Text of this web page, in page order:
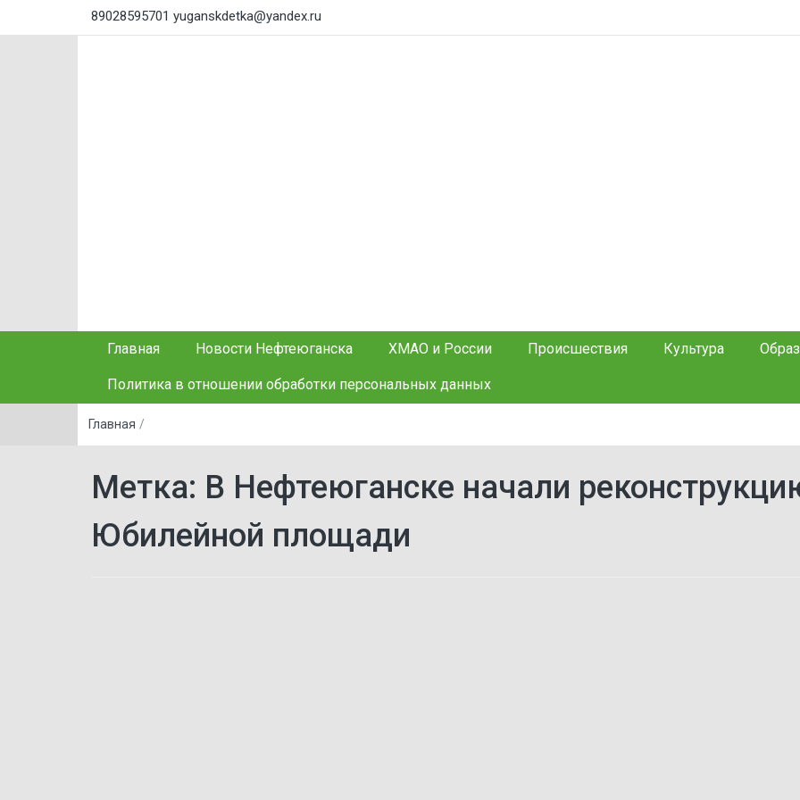
89028595701 yuganskdetka@yandex.ru
Главная Новости Нефтеюганска ХМАО и России Происшествия Культура
Политика в отношении обработки персональных данных
Главная /
Метка: В Нефтеюганске начали
Юбилейной площади